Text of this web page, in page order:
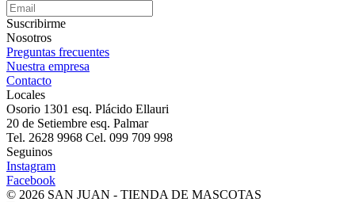
Suscribirme
Nosotros
Preguntas frecuentes
Nuestra empresa
Contacto
Locales
Osorio 1301 esq. Plácido Ellauri
20 de Setiembre esq. Palmar
Tel. 2628 9968 Cel. 099 709 998
Seguinos
Instagram
Facebook
© 2026 SAN JUAN - TIENDA DE MASCOTAS